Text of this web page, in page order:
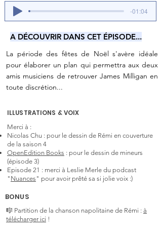
-01:04
A DÉCOUVRIR DANS CET ÉPISODE...
La période des fêtes de Noël s'avère idéale
pour élaborer un plan qui permettra aux deux
amis musiciens de retrouver James Milligan en
toute discrétion...
ILLUSTRATIONS & VOIX
Merci à :
Nicolas Chu : pour le dessin de Rémi en couverture
de la saison 4
OpenEdition Books : pour le dessin de mineurs
(épisode 3)
Episode 21 : merci à Leslie Merle du podcast
" Nuances " pour avoir prêté sa si jolie voix :)
BONUS
🎼 Partition de la chanson napolitaine de Rémi : à
télécharger ici !